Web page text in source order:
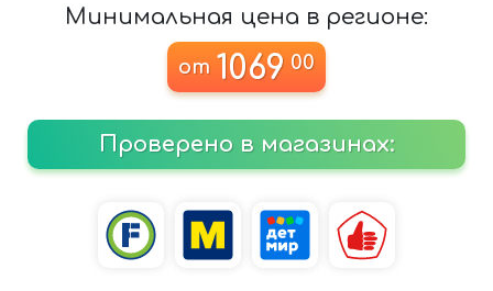
Минимальная цена в регионе:
от 1069 00
Проверено в магазинах: